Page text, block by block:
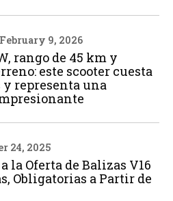
February 9, 2026
rango de 45 km y
este scooter cuesta
y representa una
24, 2025
la Oferta de Balizas V16
Obligatorias a Partir de